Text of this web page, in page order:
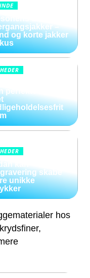
dame
–
og korte jakker
perfekte løsning
kan
skabe
unikke
hos